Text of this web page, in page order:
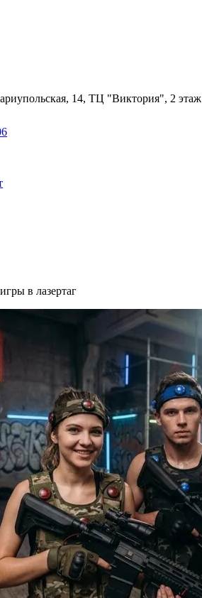
14, ТЦ "Виктория", 2 этаж
в лазертаг